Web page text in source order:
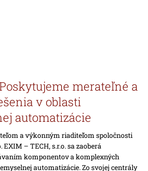
merateľné a
v oblasti
automatizácie
a výkonným riaditeľom spoločnosti
EXIM – TECH, s.r.o. sa zaoberá
komponentov a komplexných
automatizácie. Zo svojej centrály